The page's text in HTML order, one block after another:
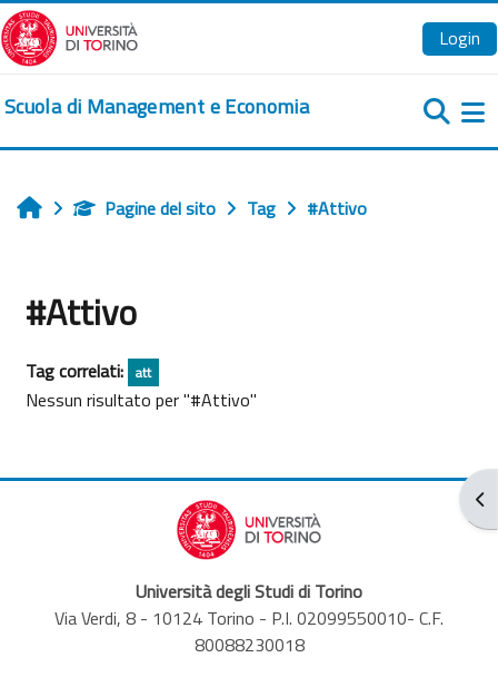
Vai al contenuto principale
Login
Scuola di Management e Economia
HomePagine del sito Tag #Attivo
#Attivo
Tag correlati: att
Nessun risultato per "#Attivo"
Università degli Studi di Torino
Via Verdi, 8 - 10124 Torino - P.I. 02099550010- C.F.
80088230018